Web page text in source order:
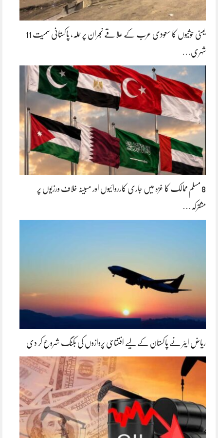
یمنی حوثیوں کا سعودی عرب کے علاقے نجران پر حملہ، پاکستانی سمیت 11
شہری…
8 مسلم ممالک کا غزہ میں جاری کارروائیوں اور مبینہ خلاف ورزیوں پر
مشترکہ…
ریاض ایئر نے پاکستان کے لیے افتتاحی پروازوں کی بکنگ شروع کر دی